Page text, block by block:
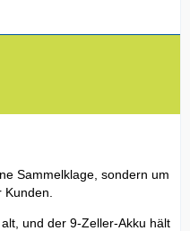
Sammelklage, sondern um
und der 9-Zeller-Akku hält